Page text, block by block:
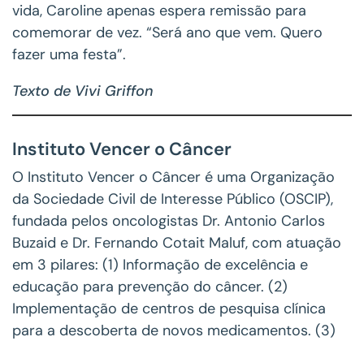
vida, Caroline apenas espera remissão para
comemorar de vez. “Será ano que vem. Quero
fazer uma festa”.
Texto de Vivi Griffon
Instituto Vencer o Câncer
O Instituto Vencer o Câncer é uma Organização
da Sociedade Civil de Interesse Público (OSCIP),
fundada pelos oncologistas Dr. Antonio Carlos
Buzaid e Dr. Fernando Cotait Maluf, com atuação
em 3 pilares: (1) Informação de excelência e
educação para prevenção do câncer. (2)
Implementação de centros de pesquisa clínica
para a descoberta de novos medicamentos. (3)